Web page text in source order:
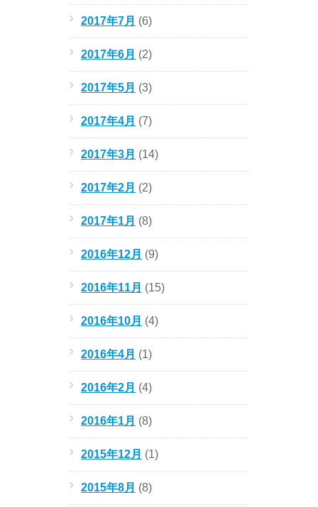
2017年7月 (6)
2017年6月 (2)
2017年5月 (3)
2017年4月 (7)
2017年3月 (14)
2017年2月 (2)
2017年1月 (8)
2016年12月 (9)
2016年11月 (15)
2016年10月 (4)
2016年4月 (1)
2016年2月 (4)
2016年1月 (8)
2015年12月 (1)
2015年8月 (8)